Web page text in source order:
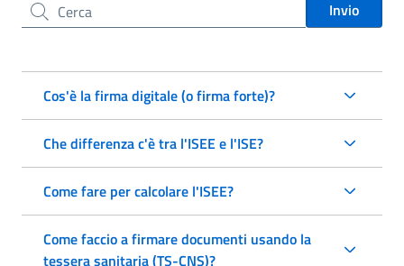
Cerca nel sito Invio
Cos'è la firma digitale (o firma forte)?
Che differenza c'è tra l'ISEE e l'ISE?
Come fare per calcolare l'ISEE?
Come faccio a firmare documenti usando la
tessera sanitaria (TS-CNS)?